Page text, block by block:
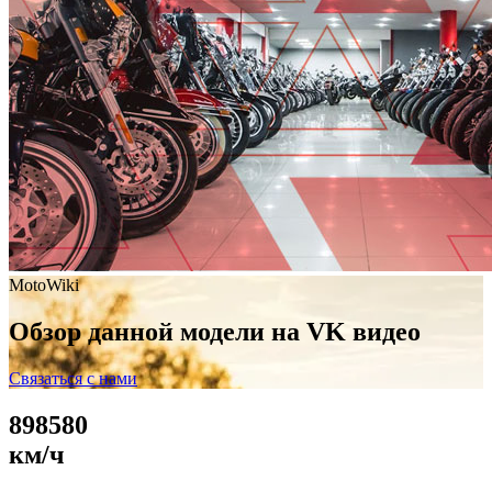
MotoWiki
Обзор данной модели на VK видео
Связаться с нами
898580
км/ч